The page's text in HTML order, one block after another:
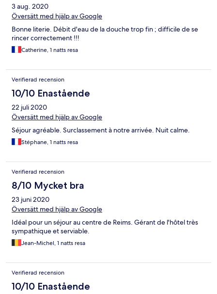
3 aug. 2020
Översätt med hjälp av Google
Bonne literie. Débit d'eau de la douche trop fin ; difficile de se
rincer correctement !!!
Catherine, 1 natts resa
Verifierad recension
10/10 Enastående
22 juli 2020
Översätt med hjälp av Google
Séjour agréable. Surclassement à notre arrivée. Nuit calme.
Stéphane, 1 natts resa
Verifierad recension
8/10 Mycket bra
23 juni 2020
Översätt med hjälp av Google
Idéal pour un séjour au centre de Reims. Gérant de l'hôtel très
sympathique et serviable.
Jean-Michel, 1 natts resa
Verifierad recension
10/10 Enastående